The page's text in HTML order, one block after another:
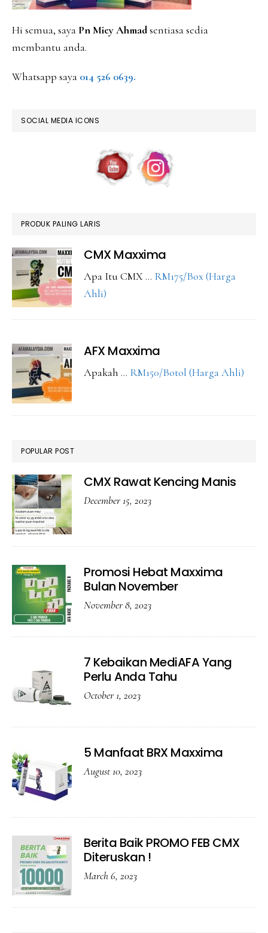
Hi semua, saya Pn Miey Ahmadsentiasa sedia
membantu anda.
Whatsapp saya 014 526 0639.
SOCIAL MEDIA ICONS
PRODUK PALING LARIS
CMX Maxxima
Apa Itu CMX … RM175/Box (Harga
Ahli)
AFX Maxxima
Apakah … RM150/Botol (Harga Ahli)
POPULAR POST
CMX Rawat Kencing Manis
December 15, 2023
Promosi Hebat Maxxima
Bulan November
November 8, 2023
7 Kebaikan MediAFA Yang
Perlu Anda Tahu
October 1, 2023
5 Manfaat BRX Maxxima
August 10, 2023
Berita Baik PROMO FEB CMX
Diteruskan !
March 6, 2023